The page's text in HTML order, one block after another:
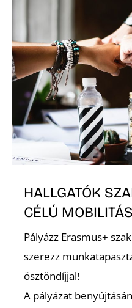
HALLGATÓK
CÉLÚ
Pályázz Erasmus+
szerezz
ösztöndíjjal!
A pályázat